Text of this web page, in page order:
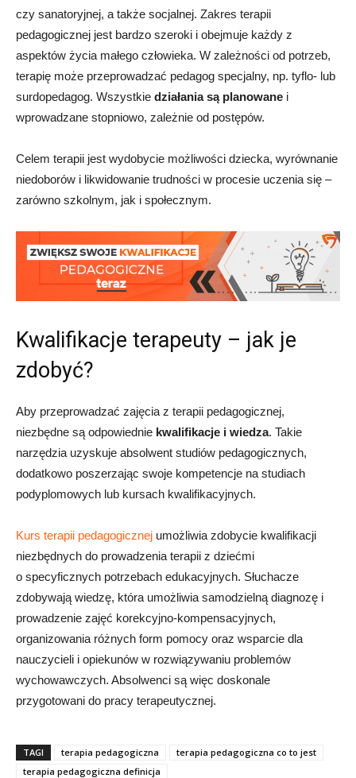
czy sanatoryjnej, a także socjalnej. Zakres terapii
pedagogicznej jest bardzo szeroki i obejmuje każdy z
aspektów życia małego człowieka. W zależności od potrzeb,
terapię może przeprowadzać pedagog specjalny, np. tyflo- lub
surdopedagog. Wszystkie działania są planowane i
wprowadzane stopniowo, zależnie od postępów.
Celem terapii jest wydobycie możliwości dziecka, wyrównanie
niedoborów i likwidowanie trudności w procesie uczenia się –
zarówno szkolnym, jak i społecznym.
Kwalifikacje terapeuty – jak je
zdobyć?
Aby przeprowadzać zajęcia z terapii pedagogicznej,
niezbędne są odpowiednie kwalifikacje i wiedza. Takie
narzędzia uzyskuje absolwent studiów pedagogicznych,
dodatkowo poszerzając swoje kompetencje na studiach
podyplomowych lub kursach kwalifikacyjnych.
Kurs terapii pedagogicznej umożliwia zdobycie kwalifikacji
niezbędnych do prowadzenia terapii z dziećmi
o specyficznych potrzebach edukacyjnych. Słuchacze
zdobywają wiedzę, która umożliwia samodzielną diagnozę i
prowadzenie zajęć korekcyjno-kompensacyjnych,
organizowania różnych form pomocy oraz wsparcie dla
nauczycieli i opiekunów w rozwiązywaniu problemów
wychowawczych. Absolwenci są więc doskonale
przygotowani do pracy terapeutycznej.
TAGI terapia pedagogiczna
terapia pedagogiczna co to jest
terapia pedagogiczna definicja